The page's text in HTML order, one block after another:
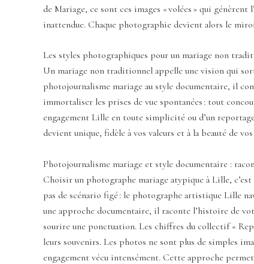
de Mariage, ce sont ces images « volées » qui
inattendue. Chaque photographie devient alors le
Les styles photographiques pour un mariage non
Un mariage non traditionnel appelle une vision qui
photojournalisme mariage au style documentaire, il
immortaliser les prises de vue spontanées : tout
engagement Lille en toute simplicité ou d’un
devient unique, fidèle à vos valeurs et à la beauté de
Photojournalisme mariage et style documentaire :
Choisir un photographe mariage atypique à Lille,
pas de scénario figé : le photographe artistique Lille
une approche documentaire, il raconte l’histoire de
sourire une ponctuation. Les chiffres du collectif «
leurs souvenirs. Les photos ne sont plus de simples
engagement vécu intensément. Cette approche